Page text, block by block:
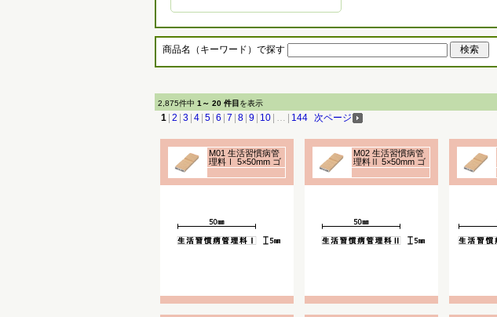
商品名（キーワード）で探す
2,875件中 1～ 20 件目 を表示
1 2 3 4 5 6 7 8 9 10 … 144 次ページ
M01 生活習慣病管
理料Ⅰ 5×50mm ゴ
ム印
M02 生活習慣病管
理料Ⅱ 5×50mm ゴ
ム印